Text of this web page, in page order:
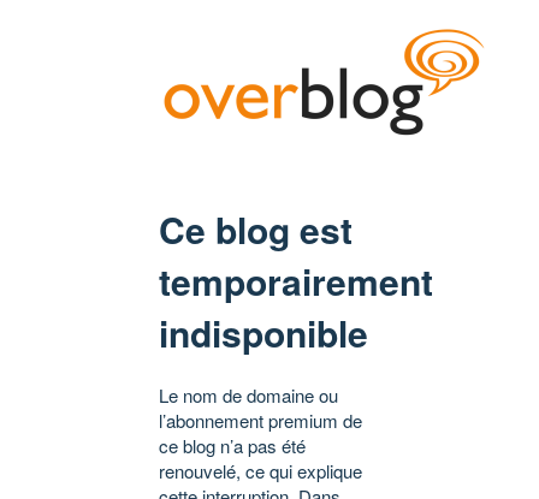
Ce blog est
temporairement
indisponible
Le nom de domaine ou
l’abonnement premium de
ce blog n’a pas été
renouvelé, ce qui explique